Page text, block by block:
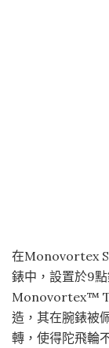
在Monovortex
錶中，設置於9
Monovortex™
造，其在腕錶被
轉，使得陀飛輪